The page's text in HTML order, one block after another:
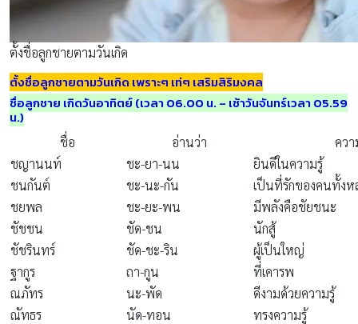
ตั้งชื่อลูกชายตามวันเกิด
ตั้งชื่อลูกชายตามวันเกิด เพราะๆ เท่ๆ เสริมสิริมงคล
ชื่อลูกชาย เกิดวันอาทิตย์ (เวลา 06.00 น. – เช้าวันจันทร์เวลา 05.59
น.)
ชื่อ อ่านว่า
คว
ชญานนท์
ชะ-ยา-นน
ยินดีในความรู้
ชนกันต์
ชะ-นะ-กัน
เป็นที่รักของคนทั้งห
ชยพล
ชะ-ยะ-พน
มีพลังคือชัยชนะ
ชัชชน
ชัด-ชน
นักสู้
ชัชรินทร์
ชัด-ชะ-ริน
ผู้เป็นใหญ่
ฐากูร
ถา-กูน
ที่เคารพ
ณภัทร
นะ-พัด
ดีงามด้วยความรู้
ณัทธร
นัด-ทอน
ทรงความรู้